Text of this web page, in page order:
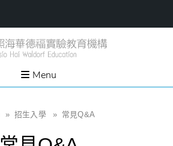
Menu
» 招生入學 » 常見Q&A